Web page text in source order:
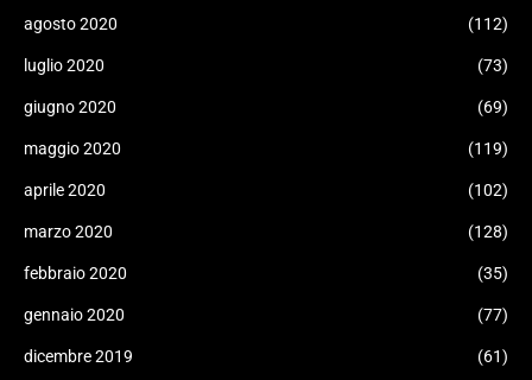
agosto 2020 (112)
luglio 2020 (73)
giugno 2020 (69)
maggio 2020 (119)
aprile 2020 (102)
marzo 2020 (128)
febbraio 2020 (35)
gennaio 2020 (77)
dicembre 2019 (61)